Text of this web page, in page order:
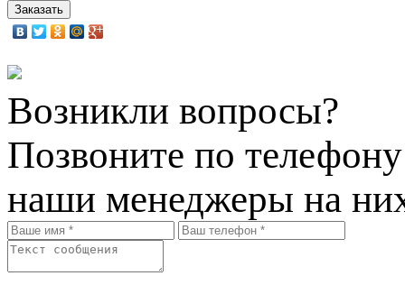
Возникли вопросы?
Позвоните по
наши менеджеры на